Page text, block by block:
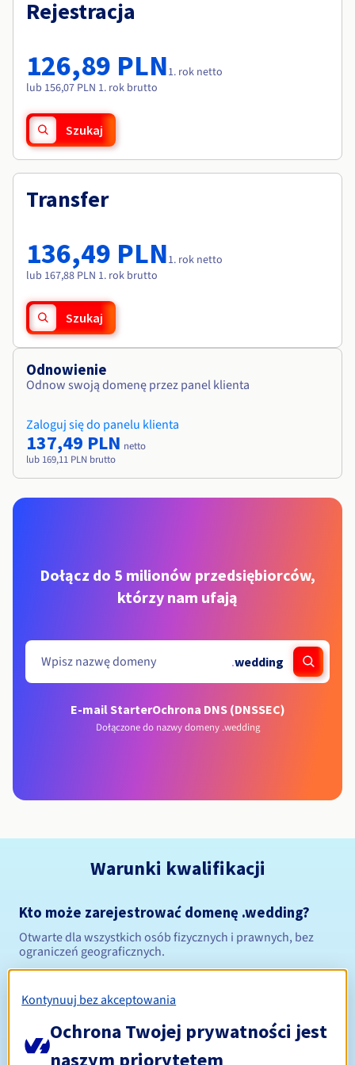
Cennik
Roadmap & Changelog
Monitorowanie
Roadmap & Changelog
Roadmap & Changelog
Roadmap & Changelog
Roadmap & Changelog
Rejestracja
126,89 PLN1. rok netto
lub 156,07 PLN 1. rok brutto
Szukaj
Transfer
136,49 PLN1. rok netto
lub 167,88 PLN 1. rok brutto
Szukaj
Odnowienie
Odnow swoją domenę przez panel klienta
Zaloguj się do panelu klienta
137,49 PLN netto
lub 169,11 PLN brutto
Dołącz do 5 milionów przedsiębiorców,
którzy nam ufają
.wedding
E-mail StarterOchrona DNS (DNSSEC)
Dołączone do nazwy domeny .wedding
Warunki kwalifikacji
Kto może zarejestrować domenę .wedding?
Otwarte dla wszystkich osób fizycznych i prawnych, bez
ograniczeń geograficznych.
Okres rejestracji Od 1 do 10 lat
Kontynuuj bez akceptowania
Ochrona Twojej prywatności jest
naszym priorytetem